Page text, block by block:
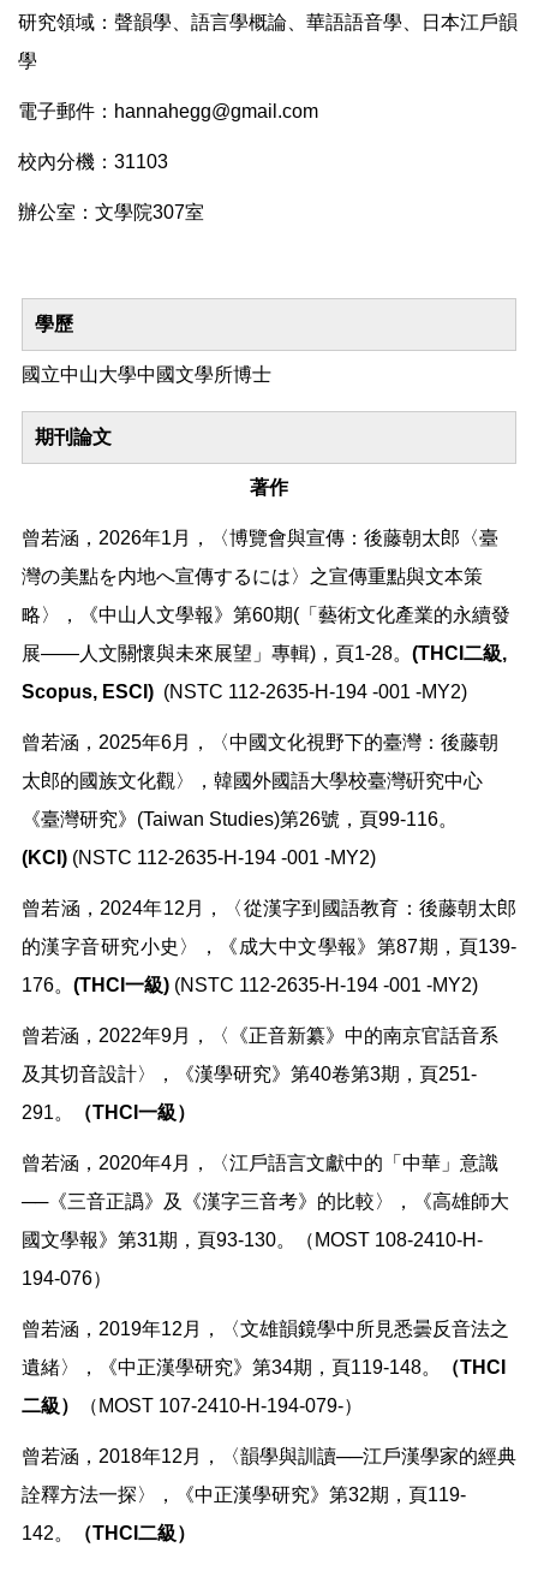
研究領域：聲韻學、語言學概論、華語語音學、日本江戶韻
學
電子郵件：hannahegg@gmail.com
校內分機：31103
辦公室：文學院307室
學歷
國立中山大學中國文學所博士
期刊論文
著作
曾若涵，2026年1月，〈博覽會與宣傳：後藤朝太郎〈臺
灣の美點を内地へ宣傳するには〉之宣傳重點與文本策
略〉，《中山人文學報》第60期(「藝術文化產業的永續發
展——人文關懷與未來展望」專輯)，頁1-28。 (THCI二級,
Scopus, ESCI) (NSTC 112-2635-H-194 -001 -MY2)
曾若涵，2025年6月，〈中國文化視野下的臺灣：後藤朝
太郎的國族文化觀〉，韓國外國語大學校臺灣硏究中心
《臺灣研究》(Taiwan Studies)第26號，頁99-116。
(KCI) (NSTC 112-2635-H-194 -001 -MY2)
曾若涵，2024年12月，〈從漢字到國語教育：後藤朝太郎
的漢字音研究小史〉，《成大中文學報》第87期，頁139-
176。 (THCI一級) (NSTC 112-2635-H-194 -001 -MY2)
曾若涵，2022年9月，〈《正音新纂》中的南京官話音系
及其切音設計〉，《漢學研究》第40卷第3期，頁251-
291。
（THCI一級）
曾若涵，2020年4月，〈江戶語言文獻中的「中華」意識
──《三音正譌》及《漢字三音考》的比較〉，《高雄師大
國文學報》第31期，頁93-130。（MOST 108-2410-H-
194-076）
曾若涵，2019年12月，〈文雄韻鏡學中所見悉曇反音法之
遺緒〉，《中正漢學研究》第34期，頁119-148。
（THCI
二級）
（MOST 107-2410-H-194-079-）
曾若涵，2018年12月，〈韻學與訓讀──江戶漢學家的經典
詮釋方法一探〉，《中正漢學研究》第32期，頁119-
142。
（THCI二級）